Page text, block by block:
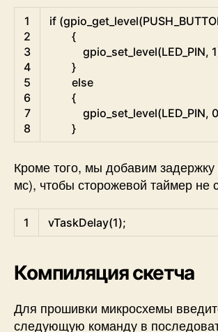
1
2
3
4
5
6
7
8
if (gpio_get_level(
{
gpio_set_level(LED_PIN, 1
}
else
{
gpio_set_level(LED_PIN, 0
}
Кроме того, мы добавим задержку
мс), чтобы сторожевой таймер не
1 vTaskDelay(1);
Компиляция скетча
Для прошивки микросхемы
следующую команду в